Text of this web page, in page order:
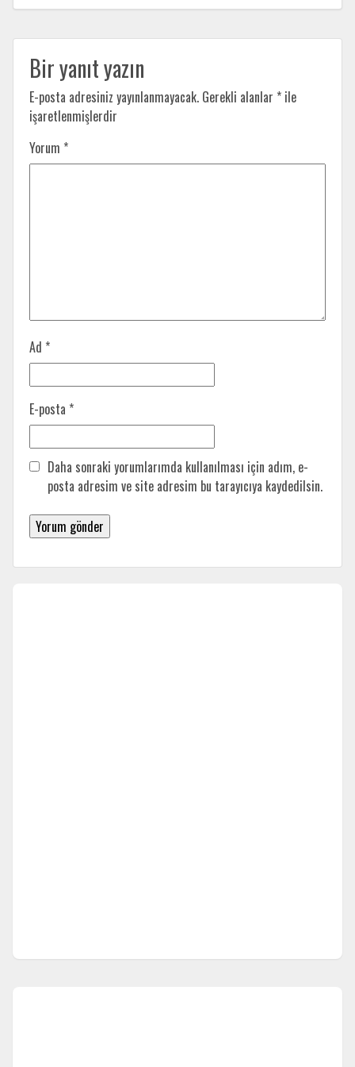
Bir yanıt yazın
E-posta adresiniz yayınlanmayacak. Gerekli alanlar * ile
işaretlenmişlerdir
Yorum *
Ad *
E-posta *
Daha sonraki yorumlarımda kullanılması için adım, e-
posta adresim ve site adresim bu tarayıcıya kaydedilsin.